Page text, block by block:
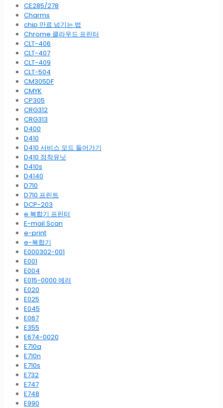
CE285/278
Charms
chip 만료 넘기는 법
Chrome 클라우드 프린터
CLT-406
CLT-407
CLT-409
CLT-504
CM305DF
CMYK
CP305
CRG312
CRG313
D400
D410
D410 서비스 모드 들어가기
D410 정착유닛
D410s
D4140
D710
D710 프린트
DCP-203
e 복합기 프린터
E-mail Scan
e-print
e-복합기
E000302-001
E001
E004
E015-0000 에러
E020
E025
E045
E067
E355
E674-0020
E710a
E710n
E710s
E732
E747
E748
E990